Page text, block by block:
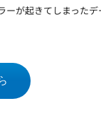
が起きてしまったデ